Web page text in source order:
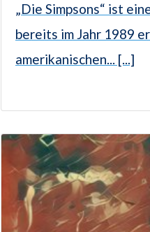
„Die Simpsons“ ist
bereits im Jahr 1989
amerikanischen... [...]